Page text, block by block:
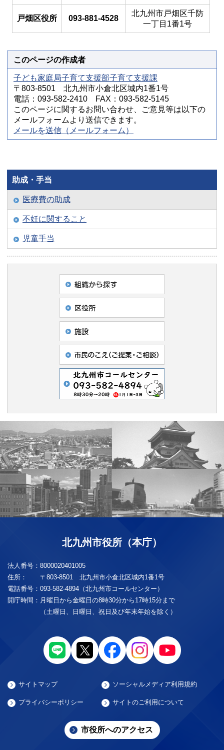
戸畑区役所 093-881-4528
北九州市戸畑区千防
一丁目1番1号
このページの作成者
子ども家庭局子育て支援部子育て支援課
〒803-8501 北九州市小倉北区城内1番1号
電話：093-582-2410 FAX：093-582-5145
このページに関するお問い合わせ、ご意見等は以下の
メールフォームより送信できます。
メールを送信（メールフォーム）
助成・手当
医療費の助成
不妊に関すること
児童手当
北九州市役所（本庁）
法人番号： 8000020401005
住所：
〒803-8501 北九州市小倉北区城内1番1号
電話番号： 093-582-4894（北九州市コールセンター）
開庁時間： 月曜日から金曜日の8時30分から17時15分まで
（土曜日、日曜日、祝日及び年末年始を除く）
サイトマップ ソーシャルメディア利用規約
プライバシーポリシー サイトのご利用について
市役所へのアクセス